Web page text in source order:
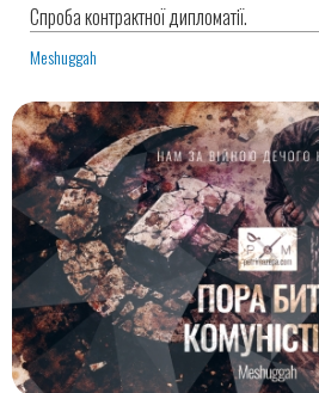
Спроба контрактної дипломатії.
Meshuggah